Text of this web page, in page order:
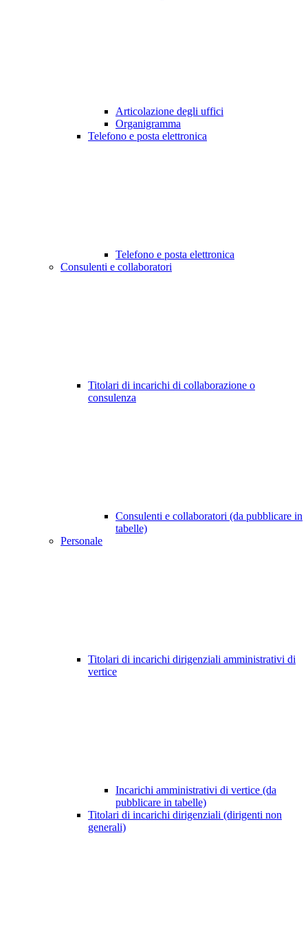
Articolazione degli uffici
Organigramma
Telefono e posta elettronica
Telefono e posta elettronica
Consulenti e collaboratori
Titolari di incarichi di collaborazione o
consulenza
Consulenti e collaboratori (da pubblicare in
tabelle)
Personale
Titolari di incarichi dirigenziali amministrativi di
vertice
Incarichi amministrativi di vertice (da
pubblicare in tabelle)
Titolari di incarichi dirigenziali (dirigenti non
generali)